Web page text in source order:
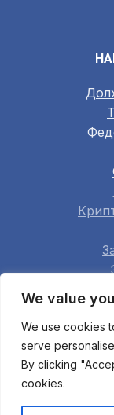
We value
We use cookies
serve
By clicking
cookies.